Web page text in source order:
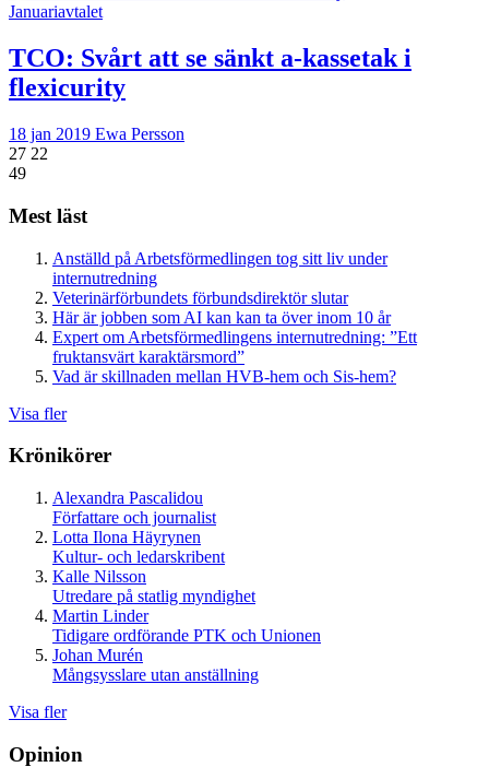
Januariavtalet
TCO: Svårt att se sänkt a-kassetak i
flexicurity
18 jan 2019 Ewa Persson
27 22
49
Mest läst
Anställd på Arbetsförmedlingen tog sitt liv under
internutredning
Veterinärförbundets förbundsdirektör slutar
Här är jobben som AI kan kan ta över inom 10 år
Expert om Arbetsförmedlingens internutredning: ”Ett
fruktansvärt karaktärsmord”
Vad är skillnaden mellan HVB-hem och Sis-hem?
Visa fler
Krönikörer
Alexandra Pascalidou
Författare och journalist
Lotta Ilona Häyrynen
Kultur- och ledarskribent
Kalle Nilsson
Utredare på statlig myndighet
Martin Linder
Tidigare ordförande PTK och Unionen
Johan Murén
Mångsysslare utan anställning
Visa fler
Opinion